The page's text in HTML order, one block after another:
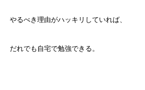
やるべき理由がハッキリしていれば、
だれでも自宅で勉強できる。